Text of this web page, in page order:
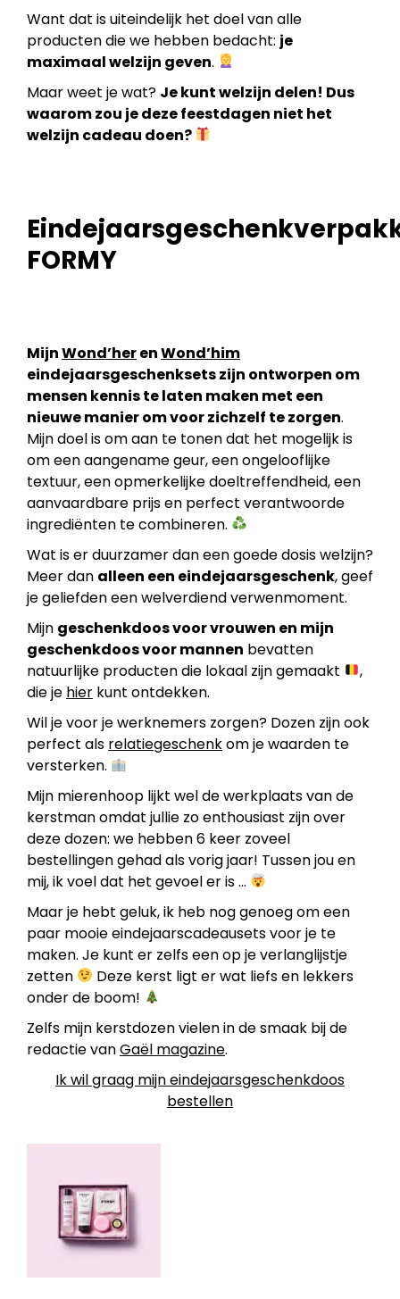
Want dat is uiteindelijk het doel van alle
producten die we hebben bedacht: je
maximaal welzijn geven.
Maar weet je wat? Je kunt welzijn delen! Dus
waarom zou je deze feestdagen niet het
welzijn cadeau doen?
FORMY
MijnWond’herenWond’him
eindejaarsgeschenksets zijn ontworpen om
mensen kennis te laten maken met een
nieuwe manier om voor zichzelf te zorgen.
Mijn doel is om aan te tonen dat het mogelijk is
om een aangename geur, een ongelooflijke
textuur, een opmerkelijke doeltreffendheid, een
aanvaardbare prijs en perfect verantwoorde
ingrediënten te combineren.
Wat is er duurzamer dan een goede dosis welzijn?
Meer dan alleen een eindejaarsgeschenk, geef
je geliefden een welverdiend verwenmoment.
Mijn geschenkdoos voor vrouwen en mijn
geschenkdoos voor mannen bevatten
natuurlijke producten die lokaal zijn gemaakt
,
die je hier kunt ontdekken.
Wil je voor je werknemers zorgen? Dozen zijn ook
perfect als relatiegeschenkom je waarden te
versterken.
Mijn mierenhoop lijkt wel de werkplaats van de
kerstman omdat jullie zo enthousiast zijn over
deze dozen: we hebben 6 keer zoveel
bestellingen gehad als vorig jaar! Tussen jou en
mij, ik voel dat het gevoel er is …
Maar je hebt geluk, ik heb nog genoeg om een
paar mooie eindejaarscadeausets voor je te
maken. Je kunt er zelfs een op je verlanglijstje
zetten
Deze kerst ligt er wat liefs en lekkers
onder de boom!
Zelfs mijn kerstdozen vielen in de smaak bij de
redactie vanGaël magazine.
Ik wil graag mijn eindejaarsgeschenkdoos
bestellen